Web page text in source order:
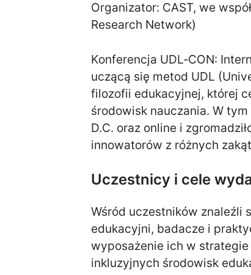
Organizator: CAST, we
Research Network)
Konferencja UDL‑CON:
uczącą się metod UDL
filozofii edukacyjnej, której
środowisk nauczania. W
D.C. oraz online i
innowatorów z różnych
Uczestnicy i cele
Wśród uczestników znaleźli
edukacyjni, badacze i
wyposażenie ich w
inkluzyjnych środowisk